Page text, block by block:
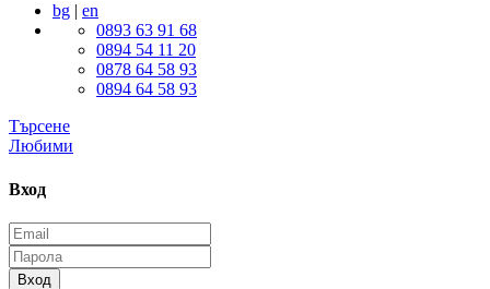
bg | en
0893 63 91 68
0894 54 11 20
0878 64 58 93
0894 64 58 93
Търсене
Любими
Вход
Вход